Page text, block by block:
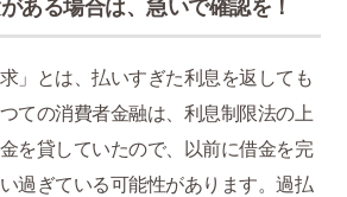
ある場合は、急いで確認を！
」とは、払いすぎた利息を返しても
ての消費者金融は、利息制限法の上
を貸していたので、以前に借金を完
過ぎている可能性があります。過払